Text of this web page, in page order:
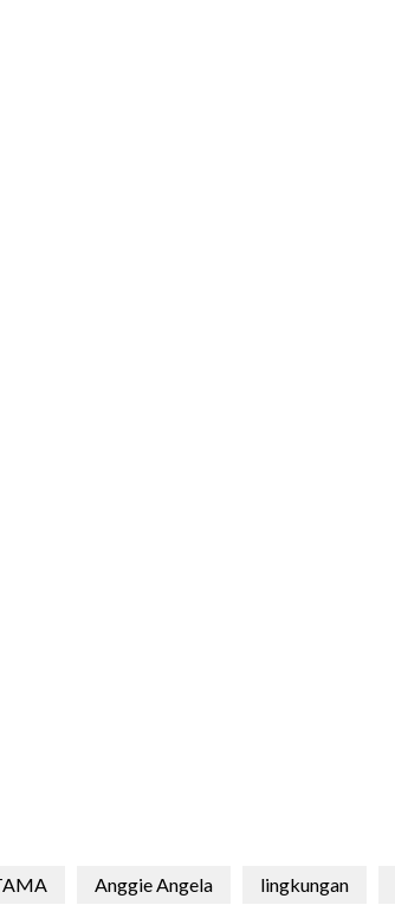
Anggie Angela lingkungan